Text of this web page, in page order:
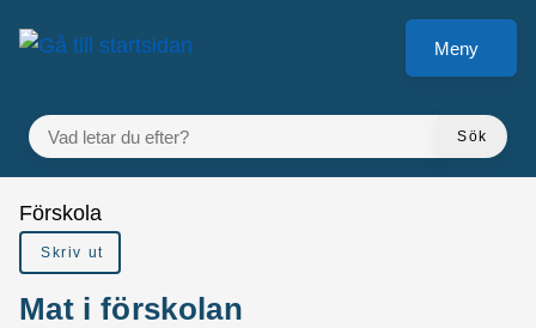
Gå till innehåll
till sidomeny
Meny
VAD LETAR DU EFTER?
Sök
Du är här:
Förskola
Skriv ut
Mat i förskolan